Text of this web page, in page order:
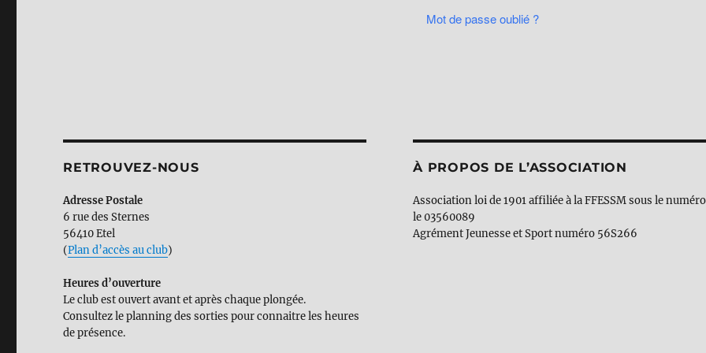
Mot de passe oublié ?
RETROUVEZ-NOUS
Adresse Postale
6 rue des Sternes
56410 Etel
(Plan d’accès au club)
Heures d’ouverture
Le club est ouvert avant et après chaque plongée.
Consultez le planning des sorties pour connaitre les heures
de présence.
À PROPOS DE L’ASSOCIATION
Association loi de 1901 affiliée à la FFESSM sous le numéro
le 03560089
Agrément Jeunesse et Sport numéro 56S266